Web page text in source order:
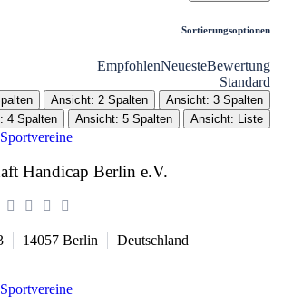
Sortierungsoptionen
EmpfohlenNeuesteBewertung
Standard
Ansicht: 2 Spalten
Ansicht: 3 Spalten
4 Spalten
Ansicht: 5 Spalten Ansicht: Liste
Sportvereine
Handicap Berlin e.V.
14057 Berlin Deutschland
Sportvereine